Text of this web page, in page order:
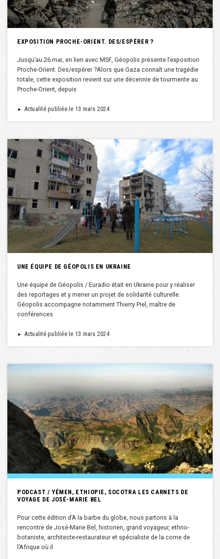
EXPOSITION PROCHE-ORIENT. DES/ESPÉRER ?
Jusqu’au 26 mai, en lien avec MSF, Géopolis présente l’exposition
Proche-Orient. Des/espérer ?Alors que Gaza connaît une tragédie
totale, cette exposition revient sur une décennie de tourmente au
Proche-Orient, depuis
► Actualité publiée le 13 mars 2024
UNE ÉQUIPE DE GÉOPOLIS EN UKRAINE
Une équipe de Géopolis / Euradio était en Ukraine pour y réaliser
des reportages et y mener un projet de solidarité culturelle.
Géopolis accompagne notamment Thierry Piel, maître de
conférences
► Actualité publiée le 13 mars 2024
PODCAST / YÉMEN, ETHIOPIE, SOCOTRA LES CARNETS DE
VOYAGE DE JOSÉ-MARIE BEL
Pour cette édition d’A la barbe du globe, nous partons à la
rencontre de José-Marie Bel, historien, grand voyageur, ethno-
botaniste, architecte-restaurateur et spécialiste de la corne de
l’Afrique où il